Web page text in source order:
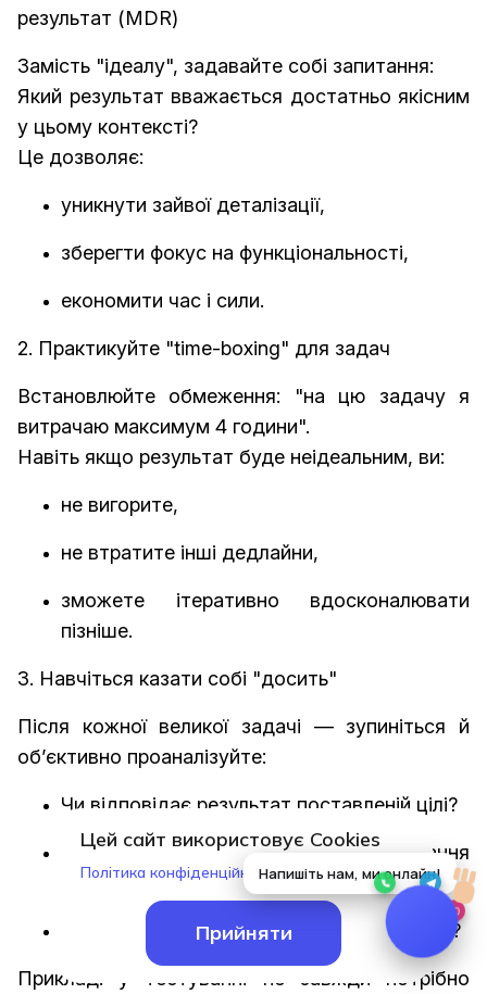
результат (MDR)
Замість "ідеалу", задавайте собі запитання:
Який результат вважається достатньо якісним
у цьому контексті?
Це дозволяє:
уникнути зайвої деталізації,
зберегти фокус на функціональності,
економити час і сили.
2. Практикуйте "time-boxing" для задач
Встановлюйте обмеження: "на цю задачу я
витрачаю максимум 4 години".
Навіть якщо результат буде неідеальним, ви:
не вигорите,
не втратите інші дедлайни,
зможете ітеративно вдосконалювати
пізніше.
3. Навчіться казати собі "досить"
Після кожної великої задачі — зупиніться й
об’єктивно проаналізуйте:
Чи відповідає результат поставленій цілі?
Чи справді подальше доопрацювання
змінить якість?
Чи це просто відкладання моменту здачі?
Приклад: у тестуванні не завжди потрібно
Цей сайт використовує Cookies
Політика конфіденційності
Прийняти